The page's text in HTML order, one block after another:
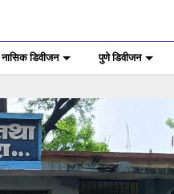
नासिक डिवीजन पुणे डिवीजन